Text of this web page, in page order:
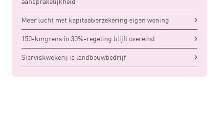
Meer lucht met kapitaalverzekering eigen woning
150-kmgrens in 30%-regeling blijft overeind
Sierviskwekerij is landbouwbedrijf